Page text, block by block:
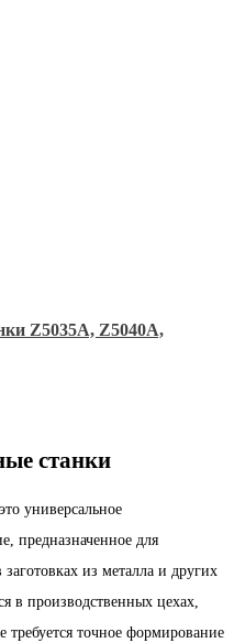
Z5035А, Z5040А,
станки
универсальное
предназначенное для
из металла и других
в производственных цехах,
требуется точное формирование